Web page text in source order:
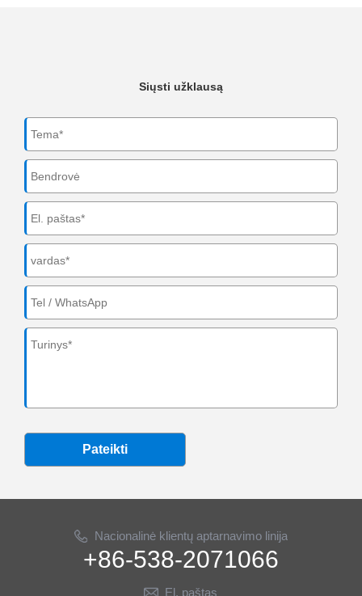
Siųsti užklausą
Pateikti
Nacionalinė klientų aptarnavimo linija
+86-538-2071066
El. paštas